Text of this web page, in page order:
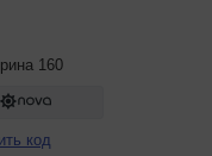
160
код